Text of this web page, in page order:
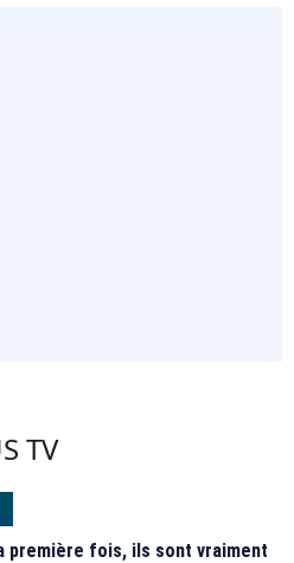
TV
première fois, ils sont vraiment